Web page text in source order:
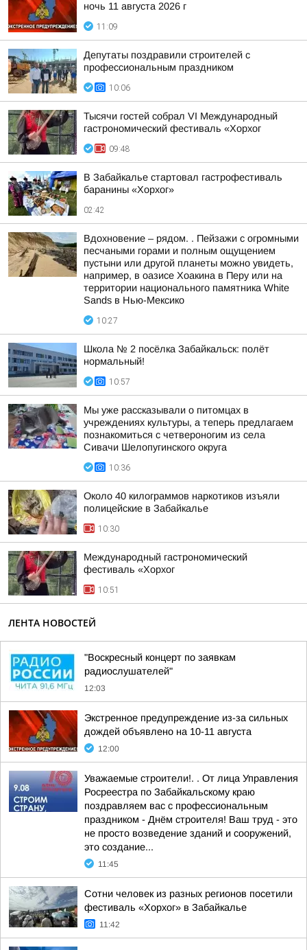
ночь 11 августа 2026 г
11:09
Депутаты поздравили строителей с
профессиональным праздником
10:06
Тысячи гостей собрал VI Международный
гастрономический фестиваль «Хорхог
09:48
В Забайкалье стартовал гастрофестиваль
баранины «Хорхог»
02:42
Вдохновение – рядом. . Пейзажи с огромными
песчаными горами и полным ощущением
пустыни или другой планеты можно увидеть,
например, в оазисе Хоакина в Перу или на
территории национального памятника White
Sands в Нью-Мексико
10:27
Школа № 2 посёлка Забайкальск: полёт
нормальный!
10:57
Мы уже рассказывали о питомцах в
учреждениях культуры, а теперь предлагаем
познакомиться с четвероногим из села
Сивачи Шелопугинского округа
10:36
Около 40 килограммов наркотиков изъяли
полицейские в Забайкалье
10:30
Международный гастрономический
фестиваль «Хорхог
10:51
ЛЕНТА НОВОСТЕЙ
"Воскресный концерт по заявкам
радиослушателей"
12:03
Экстренное предупреждение из-за сильных
дождей объявлено на 10-11 августа
12:00
Уважаемые строители!. . От лица Управления
Росреестра по Забайкальскому краю
поздравляем вас с профессиональным
праздником - Днём строителя! Ваш труд - это
не просто возведение зданий и сооружений,
это создание...
11:45
Сотни человек из разных регионов посетили
фестиваль «Хорхог» в Забайкалье
11:42